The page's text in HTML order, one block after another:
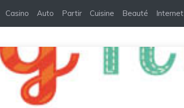
Casino Auto Partir Cuisine Beauté Internet